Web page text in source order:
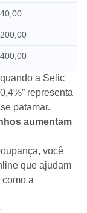
a Selic
representa
patamar.
aumentam
você
que ajudam
a